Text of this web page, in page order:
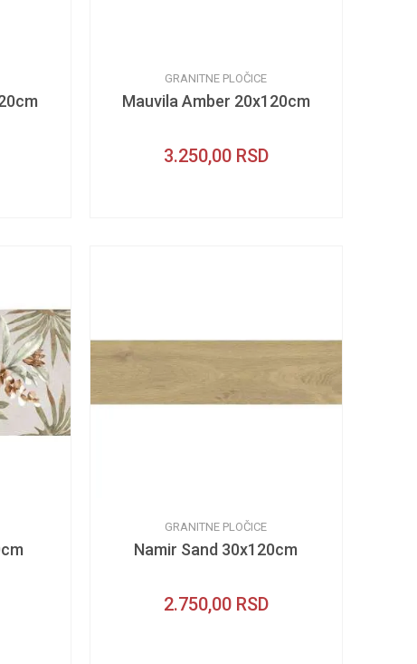
GRANITNE PLOČICE
Mauvila Amber 20x120cm
3.250,00 RSD
GRANITNE PLOČICE
Namir Sand 30x120cm
2.750,00 RSD